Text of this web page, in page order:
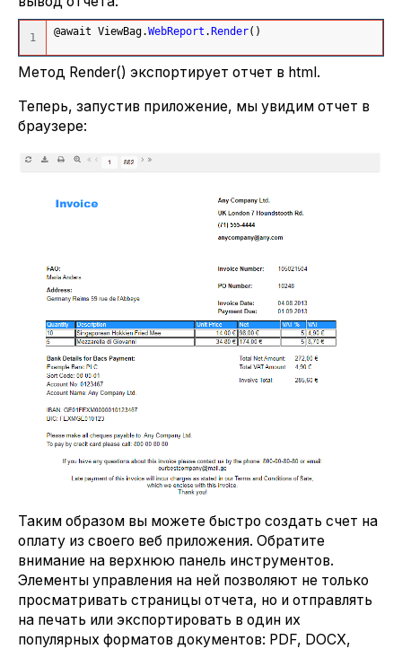
@await ViewBag.WebReport . Render( )
Метод Render() экспортирует отчет в html.
Теперь, запустив приложение, мы увидим отчет в
браузере:
Таким образом вы можете быстро создать счет на
оплату из своего веб приложения. Обратите
внимание на верхнюю панель инструментов.
Элементы управления на ней позволяют не только
просматривать страницы отчета, но и отправлять
на печать или экспортировать в один их
популярных форматов документов: PDF, DOCX,